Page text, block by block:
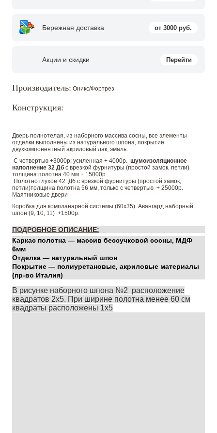
Бережная доставка от 3000 руб.
Акции и скидки Перейти
Производитель: Оникс/Фортрез
Конструкция:
Дверь полнотелая, из наборного массива сосны, все элементы
отделки выполнены из натурального шпона, покрытие
двухкомпонентный акриловый лак, эмаль.
С четвертью +3000р; усиленная + 4000р. шумоизоляционное
наполнение 32 Дб с врезкой фурнитуры (простой замок, петли)
толщина полотна 40 мм + 15000р.
Полотно глухое 42 Дб с врезкой фурнитуры (простой замок,
петли)толщина полотна 56 мм, только с четвертью + 25000р.
Маятниковые двери
Коробка для компланарной системы (60х35). Авангард наборный
шпон (9, 10, 11) +1500р.
ПОДРОБНОЕ ОПИСАНИЕ:
Каркас полотна — массив бессучковой сосны, МДФ
6мм
Отделка — натуральный шпон
Покрытие — полиуретановые, акриловые материалы
(пр-во Италия)
В рисунке наборного шпона №2 расположение
квадратов 2х5. При ширине полотна менее 60 см
квадраты расположены 1х5